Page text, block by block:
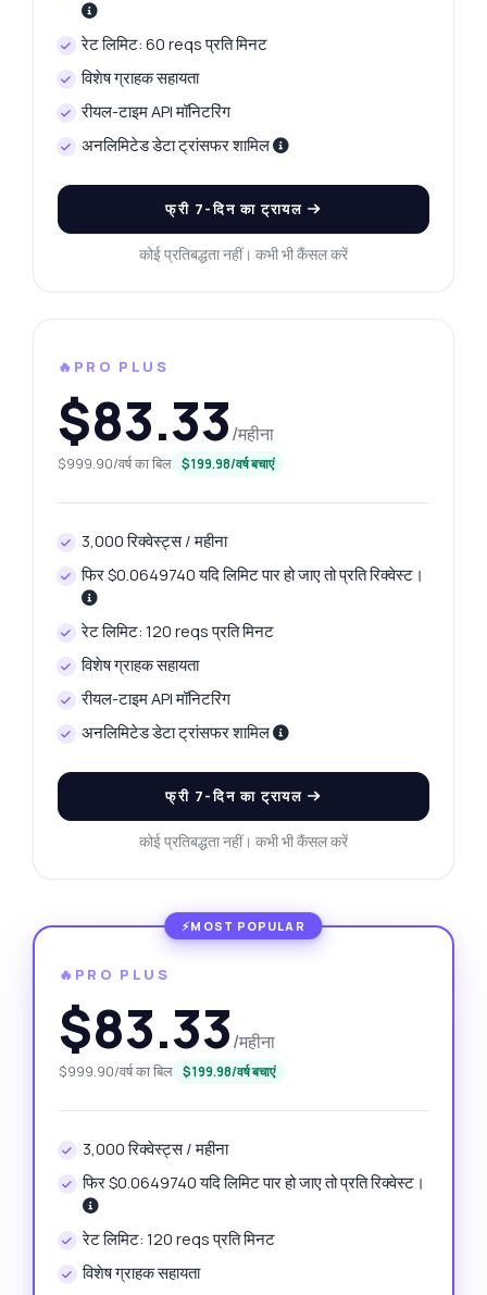
रेट लिमिट: 60 reqs प्रति मिनट
विशेष ग्राहक सहायता
रीयल-टाइम API मॉनिटरिंग
अनलिमिटेड डेटा ट्रांसफर शामिल
फ्री 7-दिन का ट्रायल
कोई प्रतिबद्धता नहीं। कभी भी कैंसल करें
🔥PRO PLUS
$83.33/महीना
$999.90/वर्ष का बिल $199.98/वर्ष बचाएं
3,000 रिक्वेस्ट्स / महीना
फिर $0.0649740 यदि लिमिट पार हो जाए तो प्रति रिक्वेस्ट।
रेट लिमिट: 120 reqs प्रति मिनट
विशेष ग्राहक सहायता
रीयल-टाइम API मॉनिटरिंग
अनलिमिटेड डेटा ट्रांसफर शामिल
फ्री 7-दिन का ट्रायल
कोई प्रतिबद्धता नहीं। कभी भी कैंसल करें
🔥PRO PLUS
$83.33/महीना
$999.90/वर्ष का बिल $199.98/वर्ष बचाएं
3,000 रिक्वेस्ट्स / महीना
फिर $0.0649740 यदि लिमिट पार हो जाए तो प्रति रिक्वेस्ट।
रेट लिमिट: 120 reqs प्रति मिनट
विशेष ग्राहक सहायता